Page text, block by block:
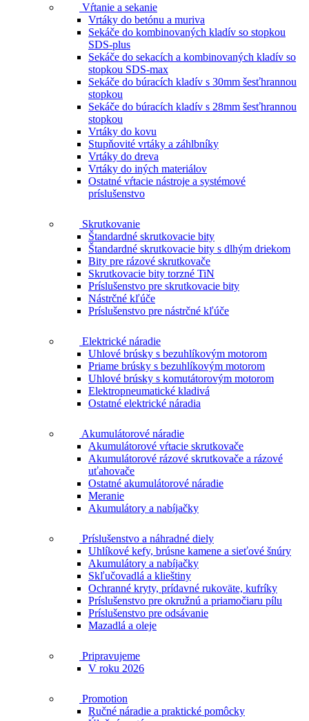
Vŕtanie a sekanie
Vrtáky do betónu a muriva
Sekáče do kombinovaných kladív so stopkou
SDS-plus
Sekáče do sekacích a kombinovaných kladív so
stopkou SDS-max
Sekáče do búracích kladív s 30mm šesťhrannou
stopkou
Sekáče do búracích kladív s 28mm šesťhrannou
stopkou
Vrtáky do kovu
Stupňovité vrtáky a záhlbníky
Vrtáky do dreva
Vrtáky do iných materiálov
Ostatné vŕtacie nástroje a systémové
príslušenstvo
Skrutkovanie
Štandardné skrutkovacie bity
Štandardné skrutkovacie bity s dlhým driekom
Bity pre rázové skrutkovače
Skrutkovacie bity torzné TiN
Príslušenstvo pre skrutkovacie bity
Nástrčné kľúče
Príslušenstvo pre nástrčné kľúče
Elektrické náradie
Uhlové brúsky s bezuhlíkovým motorom
Priame brúsky s bezuhlíkovým motorom
Uhlové brúsky s komutátorovým motorom
Elektropneumatické kladivá
Ostatné elektrické náradia
Akumulátorové náradie
Akumulátorové vŕtacie skrutkovače
Akumulátorové rázové skrutkovače a rázové
uťahovače
Ostatné akumulátorové náradie
Meranie
Akumulátory a nabíjačky
Príslušenstvo a náhradné diely
Uhlíkové kefy, brúsne kamene a sieťové šnúry
Akumulátory a nabíjačky
Skľučovadlá a klieštiny
Ochranné kryty, prídavné rukoväte, kufríky
Príslušenstvo pre okružnú a priamočiaru pílu
Príslušenstvo pre odsávanie
Mazadlá a oleje
Pripravujeme
V roku 2026
Promotion
Ručné náradie a praktické pomôcky